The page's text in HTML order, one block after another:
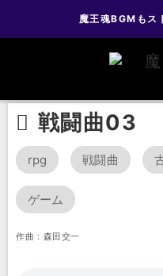
魔王
魔王魂BGMもス
戦闘曲03
rpg 戦闘曲
ゲーム
作曲：森田交一